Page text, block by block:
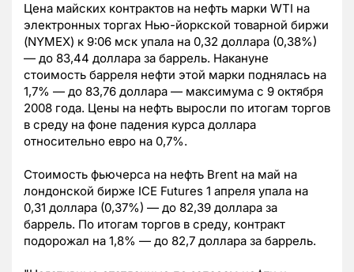
Цена майских контрактов на нефть марки WTI на
электронных торгах Нью-йоркской товарной биржи
(NYMEX) к 9:06 мск упала на 0,32 доллара (0,38%)
— до 83,44 доллара за баррель. Накануне
стоимость барреля нефти этой марки поднялась на
1,7% — до 83,76 доллара — максимума с 9 октября
2008 года. Цены на нефть выросли по итогам торгов
в среду на фоне падения курса доллара
относительно евро на 0,7%.
Стоимость фьючерса на нефть Brent на май на
лондонской бирже ICE Futures 1 апреля упала на
0,31 доллара (0,37%) — до 82,39 доллара за
баррель. По итогам торгов в среду, контракт
подорожал на 1,8% — до 82,7 доллара за баррель.